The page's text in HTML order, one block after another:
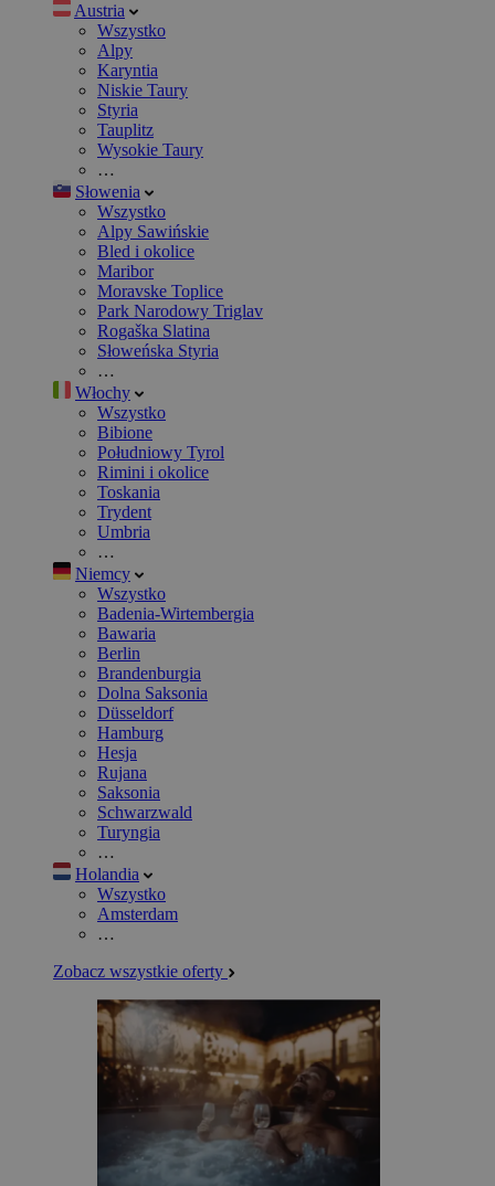
Austria
Wszystko
Alpy
Karyntia
Niskie Taury
Styria
Tauplitz
Wysokie Taury
…
Słowenia
Wszystko
Alpy Sawińskie
Bled i okolice
Maribor
Moravske Toplice
Park Narodowy Triglav
Rogaška Slatina
Słoweńska Styria
…
Włochy
Wszystko
Bibione
Południowy Tyrol
Rimini i okolice
Toskania
Trydent
Umbria
…
Niemcy
Wszystko
Badenia-Wirtembergia
Bawaria
Berlin
Brandenburgia
Dolna Saksonia
Düsseldorf
Hamburg
Hesja
Rujana
Saksonia
Schwarzwald
Turyngia
…
Holandia
Wszystko
Amsterdam
…
Zobacz wszystkie oferty